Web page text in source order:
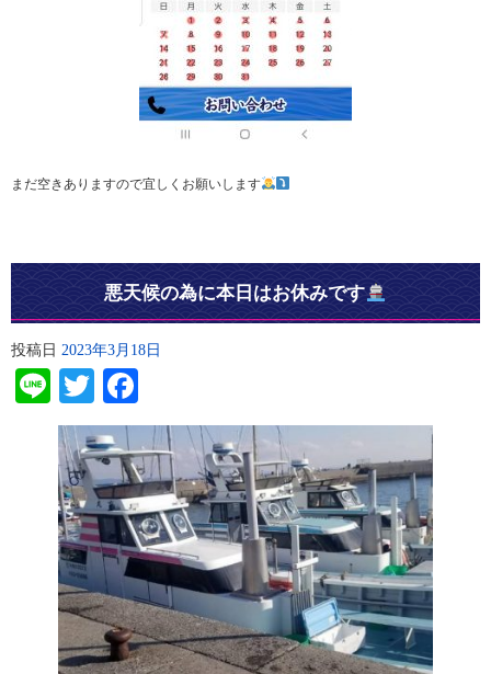
まだ空きありますので宜しくお願いします
悪天候の為に本日はお休みです
投稿日 2023年3月18日
LineTwitter